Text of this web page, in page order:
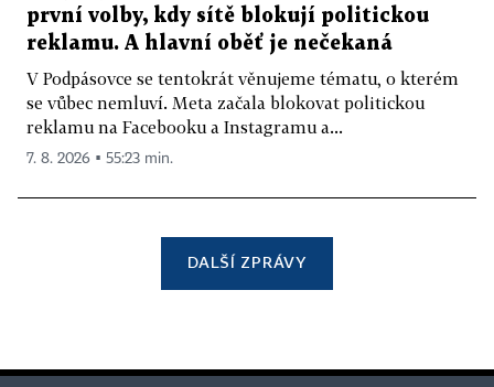
první volby, kdy sítě blokují politickou
reklamu. A hlavní oběť je nečekaná
V Podpásovce se tentokrát věnujeme tématu, o kterém
se vůbec nemluví. Meta začala blokovat politickou
reklamu na Facebooku a Instagramu a...
7. 8. 2026 ▪ 55:23 min.
DALŠÍ ZPRÁVY